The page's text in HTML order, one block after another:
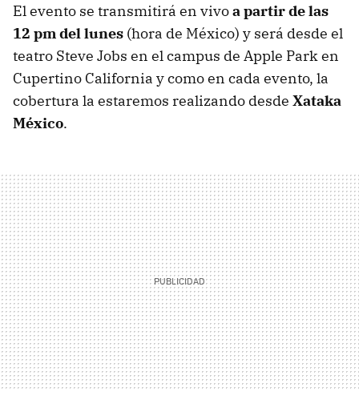
El evento se transmitirá en vivoa partir de las
12 pm del lunes (hora de México) y será desde el
teatro Steve Jobs en el campus de Apple Park en
Cupertino California y como en cada evento, la
cobertura la estaremos realizando desde Xataka
México.